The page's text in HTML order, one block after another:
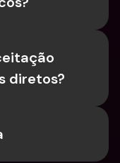
diretos?